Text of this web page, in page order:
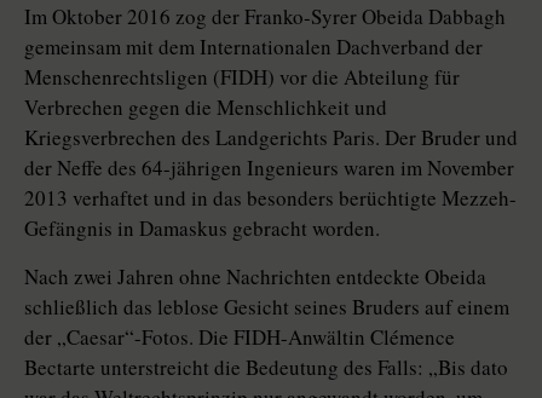
Im Oktober 2016 zog der Franko-Syrer Obeida Dabbagh
gemeinsam mit dem Internationalen Dachverband der
Menschenrechtsligen (FIDH) vor die Abteilung für
Verbrechen gegen die Menschlichkeit und
Kriegsverbrechen des Landgerichts Paris. Der Bruder und
der Neffe des 64-jährigen Ingenieurs waren im November
2013 verhaftet und in das besonders berüchtigte Mezzeh-
Gefängnis in Damaskus gebracht worden.
Nach zwei Jahren ohne Nachrichten entdeckte Obeida
schließlich das leblose Gesicht seines Bruders auf einem
der „Caesar“-Fotos. Die FIDH-Anwältin Clémence
Bectarte unterstreicht die Bedeutung des Falls: „Bis dato